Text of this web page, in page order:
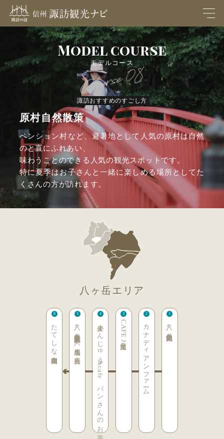
EN
U
Model course
モデルコース
諏訪おすすめのすごし方
原村自然散策
ペンション村など、避暑地として人気の原村は自然
のと直にふれあい、
味わうことのできる人気の観光スポットです。
特に夏季はお子さんと一緒に楽しめる場所としてた
くさんの方が訪れます。
八ヶ岳エリア
八ヶ岳自然文化園
カナディアンファーム
CAFE魔法屋Jin
小麦まんじゅう&cafe パンさんのお茶
八ヶ岳中央農業実践大学 八ヶ岳農場 直売所
たてしな自由農園